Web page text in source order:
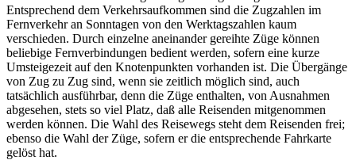
Entsprechend dem Verkehrsaufkommen sind die Zugzahlen im
Fernverkehr an Sonntagen von den Werktagszahlen kaum
verschieden. Durch einzelne aneinander gereihte Züge können
beliebige Fernverbindungen bedient werden, sofern eine kurze
Umsteigezeit auf den Knotenpunkten vorhanden ist. Die Übergänge
von Zug zu Zug sind, wenn sie zeitlich möglich sind, auch
tatsächlich ausführbar, denn die Züge enthalten, von Ausnahmen
abgesehen, stets so viel Platz, daß alle Reisenden mitgenommen
werden können. Die Wahl des Reisewegs steht dem Reisenden frei;
ebenso die Wahl der Züge, sofern er die entsprechende Fahrkarte
gelöst hat.